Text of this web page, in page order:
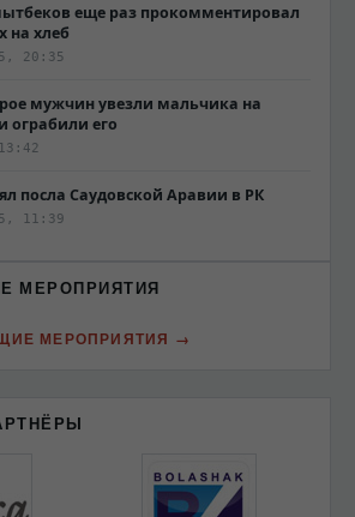
еще раз прокомментировал
на хлеб
20:35
мужчин увезли мальчика на
ограбили его
посла Саудовской Аравии в РК
11:39
МЕРОПРИЯТИЯ
МЕРОПРИЯТИЯ